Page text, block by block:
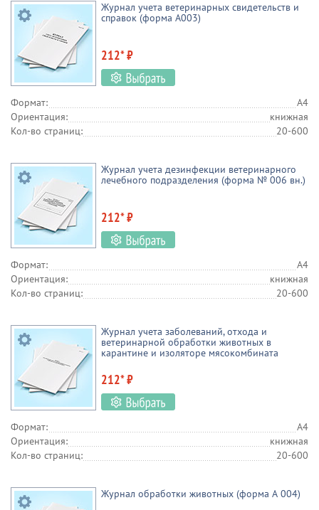
Журнал учета ветеринарных свидетельств и
справок (форма А003)
212* ₽
Формат:
А4
Ориентация:
книжная
Кол-во страниц:
20-600
Журнал учета дезинфекции ветеринарного
лечебного подразделения (форма № 006 вн.)
212* ₽
Формат:
А4
Ориентация:
книжная
Кол-во страниц:
20-600
Журнал учета заболеваний, отхода и
ветеринарной обработки животных в
карантине и изоляторе мясокомбината
212* ₽
Формат:
А4
Ориентация:
книжная
Кол-во страниц:
20-600
Журнал обработки животных (форма А 004)